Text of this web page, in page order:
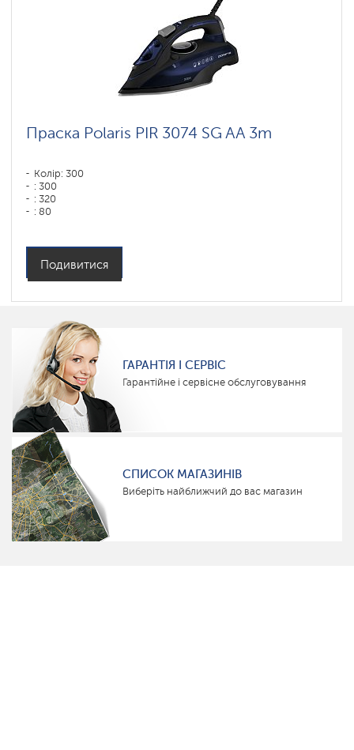
Праска Polaris PIR 3074 SG AA 3m
Колір: 300
: 300
: 320
: 80
Потужність, Вт: 3000
Подивитися
ГАРАНТІЯ І СЕРВІС
Гарантійне і сервісне обслуговування
СПИСОК МАГАЗИНІВ
Виберіть найближчий до вас магазин